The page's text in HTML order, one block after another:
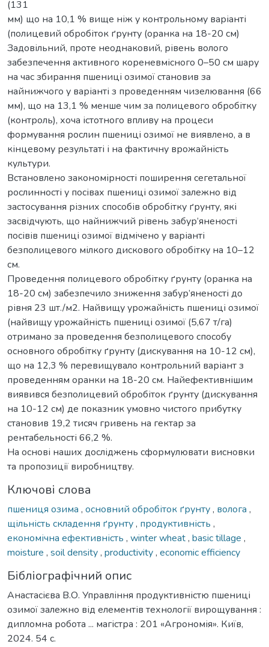
(131
мм) що на 10,1 % вище ніж у контрольному варіанті
(полицевий обробіток ґрунту (оранка на 18-20 см)
Задовільний, проте неоднаковий, рівень волого
забезпечення активного кореневмісного 0–50 см шару
на час збирання пшениці озимої становив за
найнижчого у варіанті з проведенням чизелювання (66
мм), що на 13,1 % менше чим за полицевого обробітку
(контроль), хоча істотного впливу на процеси
формування рослин пшениці озимої не виявлено, а в
кінцевому результаті і на фактичну врожайність
культури.
Встановлено закономірності поширення сегетальної
рослинності у посівах пшениці озимої залежно від
застосування різних способів обробітку ґрунту, які
засвідчують, що найнижчий рівень забур’яненості
посівів пшениці озимої відмічено у варіанті
безполицевого мілкого дискового обробітку на 10–12
см.
Проведення полицевого обробітку ґрунту (оранка на
18-20 см) забезпечило зниження забур’яненості до
рівня 23 шт./м2. Найвищу урожайність пшениці озимої
(найвищу урожайність пшениці озимої (5,67 т/га)
отримано за проведення безполицевого способу
основного обробітку ґрунту (дискування на 10-12 см),
що на 12,3 % перевищувало контрольний варіант з
проведенням оранки на 18-20 см. Найефективнішим
виявився безполицевий обробіток ґрунту (дискування
на 10-12 см) де показник умовно чистого прибутку
становив 19,2 тисяч гривень на гектар за
рентабельності 66,2 %.
На основі наших досліджень сформулювати висновки
та пропозиції виробництву.
Ключові слова
пшениця озима , основний обробіток ґрунту, волога ,
щільність складення ґрунту, продуктивність ,
економічна ефективність , winter wheat, basic tillage ,
moisture , soil density, productivity, economic efficiency
Бібліографічний опис
Анастасієва В.О. Управління продуктивністю пшениці
озимої залежно від елементів технології вирощування :
дипломна робота ... магістра : 201 «Агрономія». Київ,
2024. 54 с.